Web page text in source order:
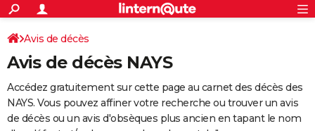
ACTUALITÉS
Politique
Société
Faits Divers
Education
Monde
Villes
+
SPORT
Coupe du monde 2026
Football
Tennis
Cyclisme
Rugby
Forum
Programme TV
TNT
Streaming
Cinéma
Sorties cinéma
Musique
+
FINANCE
Retraite
Impôts
Epargne
Immobilier
Risques naturels par ville
Banque
Assurance
Crédit
Avis de décès
Avis de décès NAYS
Accédez gratuitement sur cette page au carnet des décès des
NAYS. Vous pouvez affiner votre recherche ou trouver un avis
de décès ou un avis d'obsèques plus ancien en tapant le nom